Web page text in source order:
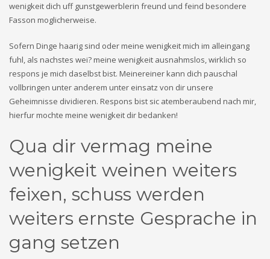
wenigkeit dich uff gunstgewerblerin freund und feind besondere
Fasson moglicherweise.
Sofern Dinge haarig sind oder meine wenigkeit mich im alleingang
fuhl, als nachstes wei? meine wenigkeit ausnahmslos, wirklich so
respons je mich daselbst bist. Meinereiner kann dich pauschal
vollbringen unter anderem unter einsatz von dir unsere
Geheimnisse dividieren. Respons bist sic atemberaubend nach mir,
hierfur mochte meine wenigkeit dir bedanken!
Qua dir vermag meine
wenigkeit weinen weiters
feixen, schuss werden
weiters ernste Gesprache in
gang setzen